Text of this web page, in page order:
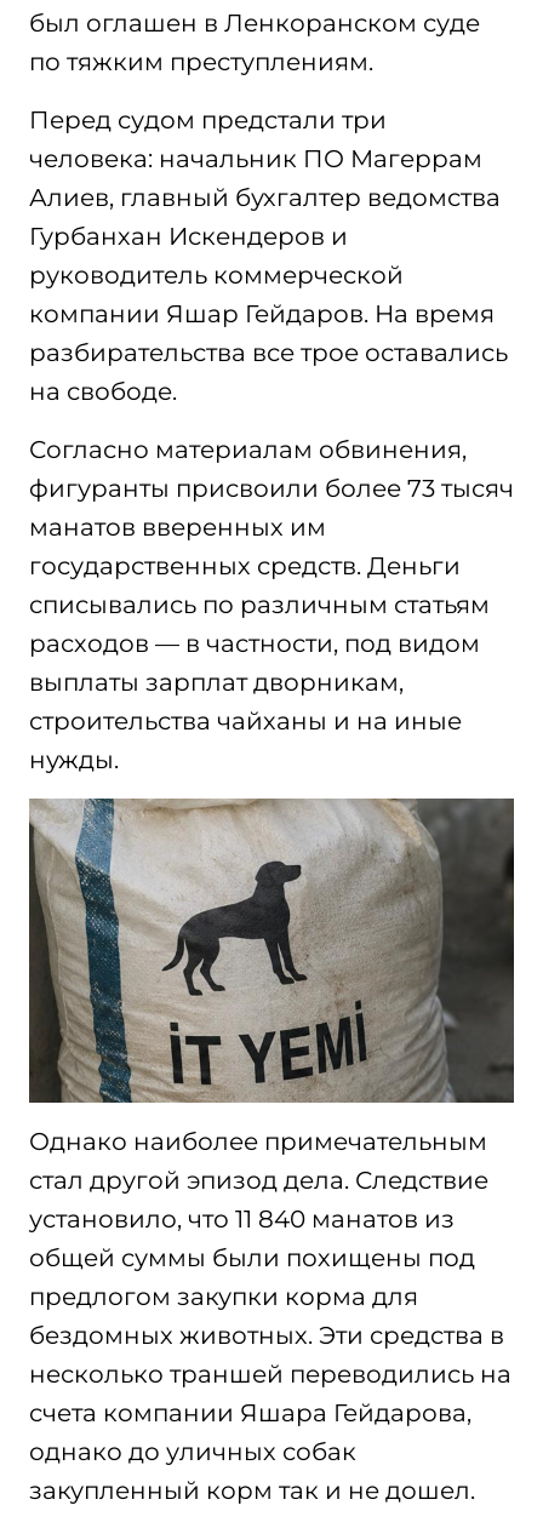
был оглашен в Ленкоранском суде
по тяжким преступлениям.
Перед судом предстали три
человека: начальник ПО Магеррам
Алиев, главный бухгалтер ведомства
Гурбанхан Искендеров и
руководитель коммерческой
компании Яшар Гейдаров. На время
разбирательства все трое оставались
на свободе.
Согласно материалам обвинения,
фигуранты присвоили более 73 тысяч
манатов вверенных им
государственных средств. Деньги
списывались по различным статьям
расходов — в частности, под видом
выплаты зарплат дворникам,
строительства чайханы и на иные
нужды.
Однако наиболее примечательным
стал другой эпизод дела. Следствие
установило, что 11 840 манатов из
общей суммы были похищены под
предлогом закупки корма для
бездомных животных. Эти средства в
несколько траншей переводились на
счета компании Яшара Гейдарова,
однако до уличных собак
закупленный корм так и не дошел.